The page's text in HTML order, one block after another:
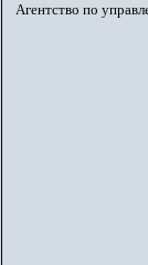
Агентство по